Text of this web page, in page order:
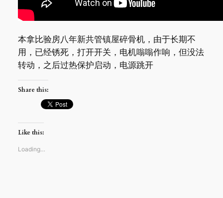
本拿比验房八年新共管镇屋碎骨机，由于长期不
用，已经锈死，打开开关，电机嗡嗡作响，但没法
转动，之后过热保护启动，电源跳开
Share this:
Like this:
Loading…